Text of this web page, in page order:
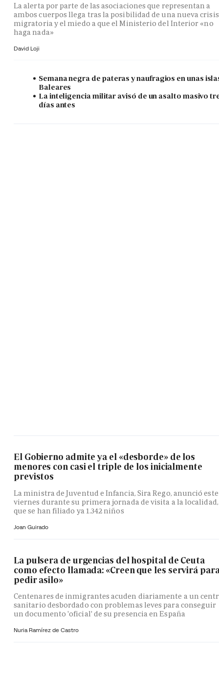
La alerta por parte de las asociaciones que representan a
ambos cuerpos llega tras la posibilidad de una nueva crisis
migratoria y el miedo a que el Ministerio del Interior «no
haga nada»
David Loji
Semana negra de pateras y naufragios en unas
Baleares
La inteligencia militar avisó de un asalto masivo
días antes
El Gobierno admite ya el «desborde» de los
menores con casi el triple de los inicialmente
previstos
La ministra de Juventud e Infancia, Sira Rego, anunció este
viernes durante su primera jornada de visita a la localidad,
que se han filiado ya 1.342 niños
Joan Guirado
La pulsera de urgencias del hospital de Ceuta
como efecto llamada: «Creen que les servirá
pedir asilo»
Centenares de inmigrantes acuden diariamente a un
sanitario desbordado con problemas leves para conseguir
un documento 'oficial' de su presencia en España
Nuria Ramírez de Castro